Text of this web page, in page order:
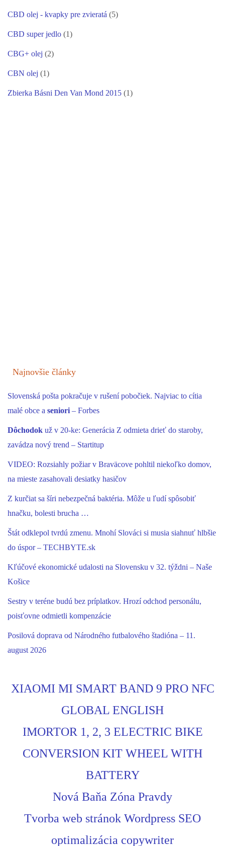
CBD olej - kvapky pre zvieratá (5)
CBD super jedlo (1)
CBG+ olej (2)
CBN olej (1)
Zbierka Básni Den Van Mond 2015 (1)
Najnovšie články
Slovenská pošta pokračuje v rušení pobočiek. Najviac to cítia
malé obce a seniori– Forbes
Dôchodok už v 20-ke: Generácia Z odmieta drieť do staroby,
zavádza nový trend – Startitup
VIDEO: Rozsiahly požiar v Braväcove pohltil niekoľko domov,
na mieste zasahovali desiatky hasičov
Z kurčiat sa šíri nebezpečná baktéria. Môže u ľudí spôsobiť
hnačku, bolesti brucha …
Štát odklepol tvrdú zmenu. Mnohí Slováci si musia siahnuť hlbšie
do úspor – TECHBYTE.sk
Kľúčové ekonomické udalosti na Slovensku v 32. týždni – Naše
Košice
Sestry v teréne budú bez príplatkov. Hrozí odchod personálu,
poisťovne odmietli kompenzácie
Posilová doprava od Národného futbalového štadióna – 11.
august 2026
XIAOMI MI SMART BAND 9 PRO NFC
GLOBAL ENGLISH
IMORTOR 1, 2, 3 ELECTRIC BIKE
CONVERSION KIT WHEEL WITH
BATTERY
Nová Baňa Zóna Pravdy
Tvorba web stránok Wordpress SEO
optimalizácia copywriter